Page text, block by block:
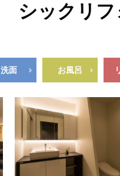
シックリ
洗面 お風呂